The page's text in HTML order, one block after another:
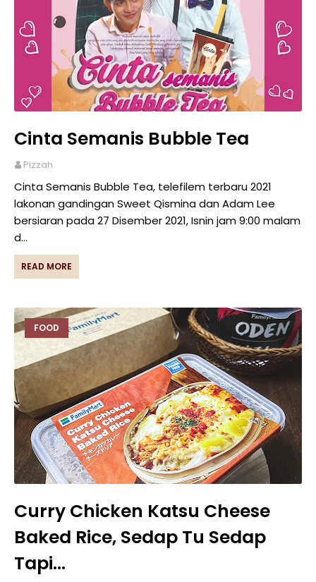
Cinta Semanis Bubble Tea
Pizzah
Cinta Semanis Bubble Tea, telefilem terbaru 2021
lakonan gandingan Sweet Qismina dan Adam Lee
bersiaran pada 27 Disember 2021, Isnin jam 9:00 malam
d…
READ MORE
FOOD
Curry Chicken Katsu Cheese
Baked Rice, Sedap Tu Sedap
Tapi...